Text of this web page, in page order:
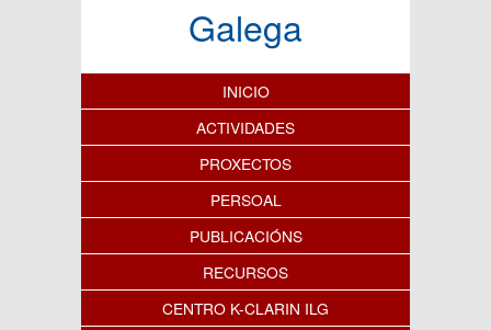
Galega
Índice de contidos
INICIO
ACTIVIDADES
PROXECTOS
PERSOAL
PUBLICACIÓNS
RECURSOS
CENTRO K-CLARIN ILG